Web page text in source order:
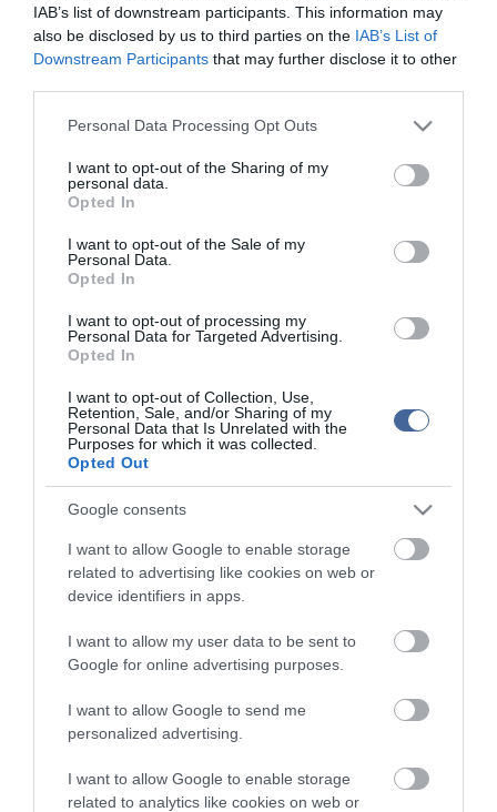
IAB’s list of downstream participants. This information may
also be disclosed by us to third parties on the IAB’s List of
Downstream Participants that may further disclose it to other
Please note that this website/app uses one or more Google
not limited to your visit or usage behaviour. You may click to
grant or deny consent to Google and its third-party tags to
use your data for below specified purposes in below Google
consent section.
Personal Data Processing Opt Outs
I want to opt-out of the Sharing of my
personal data.
Opted In
I want to opt-out of the Sale of my
Personal Data.
Opted In
I want to opt-out of processing my
Personal Data for Targeted Advertising.
Opted In
I want to opt-out of Collection, Use,
Retention, Sale, and/or Sharing of my
Personal Data that Is Unrelated with the
Purposes for which it was collected.
Opted Out
Google consents
I want to allow Google to enable storage
related to advertising like cookies on web or
device identifiers in apps.
I want to allow my user data to be sent to
Google for online advertising purposes.
I want to allow Google to send me
personalized advertising.
I want to allow Google to enable storage
related to analytics like cookies on web or
hogy végső búcsút vegyenek az államfőtől.
Diosdado Cabello parlamenti elnök helyi idő szerint csütörtökön a
összehívják a törvényhozás rendkívüli ülését, hogy Nicolás
Madurót letegye az ügyvezető elnöki esküt. Cabello emlékeztetett
arra, hogy Hugo Chávez tavaly december 8-án, mielőtt elindult
Kubába, hogy átessen a negyedik rákműtétjén, azt mondta:
amennyiben nem tudná ellátni a hivatali teendőit, Madurónak kell
majd helyette végigvinnie az elnöki megbízatást. Mit több, azt
szavazzanak, mivel Maduro "az egyik legtehetségesebb fiatal
vezető, aki a népből való, és biztos kézzel tudja majd folytatni az
ország sorsának alakítását".
Kapcsolódó írások:
Hollywoodi sztárok gyászolják Chávezt
Szívroham végzett Chávezzel?
Chávez szerint ráküldték a rákot, és Izraelről is megvolt a
véleménye
Megkezdődött Chávez búcsúztatása - sortűz óránként
Figyelem! A cikkhez hozzáfűzött hozzászólások nem ama.hu
kommenteket nem tudja befolyásolni - azok az olvasók személyes véleményét
tartalmazzák.
Kérjük, kulturáltan, mások személyiségi jogainak és jó hírnevének tiszteletben